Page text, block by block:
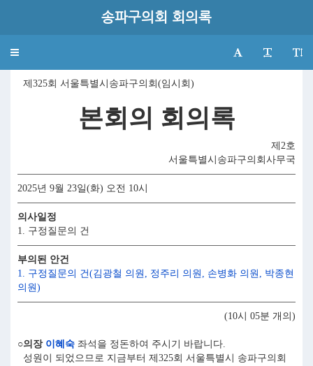
송파구의회 회의록
Toggle
제325회 서울특별시송파구의회(임시회)
본회의 회의록
제2호
서울특별시송파구의회사무국
2025년 9월 23일(화) 오전 10시
의사일정
1. 구정질문의 건
부의된 안건
1. 구정질문의 건(김광철 의원, 정주리 의원, 손병화 의원, 박종현
의원)
(10시 05분 개의)
○의장 이혜숙 좌석을 정돈하여 주시기 바랍니다.
성원이 되었으므로 지금부터 제325회 서울특별시 송파구의회